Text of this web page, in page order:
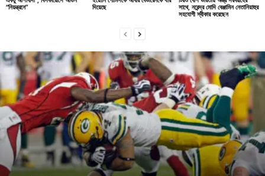
“নিয়ন্ত্রনে”
দিয়েছে
সাথে, নরেন্দ্র মোদি বেঞ্জামিন নেতানিয়াহুর
সহযোগী স্বীকার করেছেন